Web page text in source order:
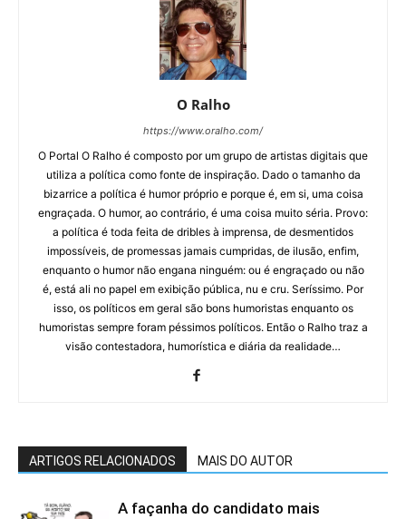
O Ralho
https://www.oralho.com/
O Portal O Ralho é composto por um grupo de artistas digitais que
utiliza a política como fonte de inspiração. Dado o tamanho da
bizarrice a política é humor próprio e porque é, em si, uma coisa
engraçada. O humor, ao contrário, é uma coisa muito séria. Provo:
a política é toda feita de dribles à imprensa, de desmentidos
impossíveis, de promessas jamais cumpridas, de ilusão, enfim,
enquanto o humor não engana ninguém: ou é engraçado ou não
é, está ali no papel em exibição pública, nu e cru. Seríssimo. Por
isso, os políticos em geral são bons humoristas enquanto os
humoristas sempre foram péssimos políticos. Então o Ralho traz a
visão contestadora, humorística e diária da realidade…
ARTIGOS RELACIONADOS MAIS DO AUTOR
A façanha do candidato mais